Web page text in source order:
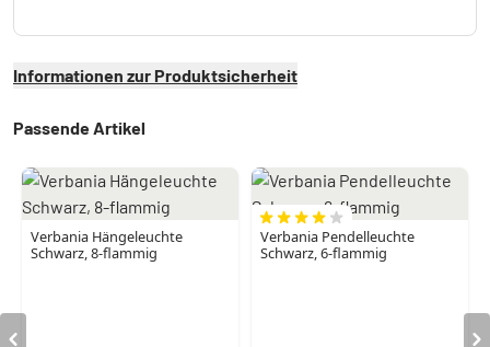
Informationen zur Produktsicherheit
Passende Artikel
Verbania Hängeleuchte
Schwarz, 8-flammig
Verbania Pendelleuchte
Schwarz, 6-flammig